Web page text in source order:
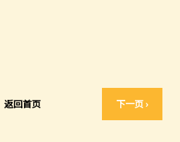
返回首页 下一页 ›
我未有妥善管理父母的资产。